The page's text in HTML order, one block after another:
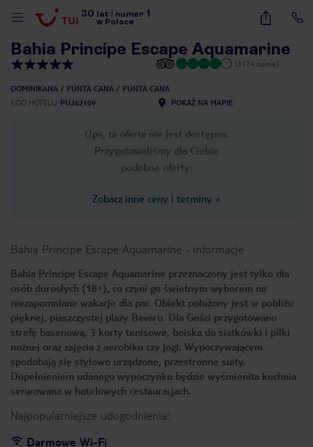
30 lat numer 1
w Polsce
26
Bahia Principe Escape Aquamarine
(3174 opinie)
DOMINIKANA PUNTA CANA
PUNTA CANA
KOD HOTELU PUJ62109 POKAŻ NA MAPIE
Ups, ta oferta nie jest dostępna.
Przygotowaliśmy dla Ciebie
podobne oferty:
Zobacz inne ceny i terminy »
Bahia Principe Escape Aquamarine - informacje
Bahia Principe Escape Aquamarine przeznaczony jest tylko dla
osób dorosłych (18+), co czyni go świetnym wyborem na
niezapomniane wakacje dla par. Obiekt położony jest w pobliżu
pięknej, piaszczystej plaży Bavaro. Dla Gości przygotowano
strefę basenową, 3 korty tenisowe, boiska do siatkówki i piłki
nożnej oraz zajęcia z aerobiku czy jogi. Wypoczywającym
spodobają się stylowo urządzone, przestronne suity.
Dopełnieniem udanego wypoczynku będzie wyśmienita kuchnia
serwowana w hotelowych restauracjach.
Najpopularniejsze udogodnienia:
Darmowe Wi-Fi